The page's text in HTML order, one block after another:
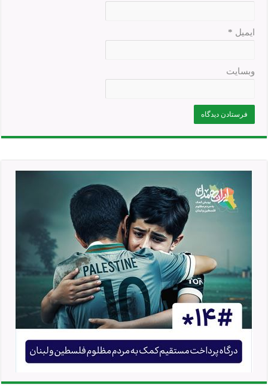
ایمیل *
وبسایت